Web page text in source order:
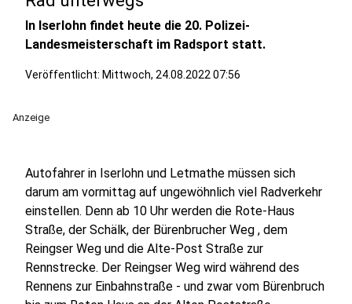
In Iserlohn findet heute die 20. Polizei-
Landesmeisterschaft im Radsport statt.
Veröffentlicht: Mittwoch, 24.08.2022 07:56
Anzeige
Autofahrer in Iserlohn und Letmathe müssen sich
darum am vormittag auf ungewöhnlich viel Radverkehr
einstellen. Denn ab 10 Uhr werden die Rote-Haus
Straße, der Schälk, der Bürenbrucher Weg , dem
Reingser Weg und die Alte-Post Straße zur
Rennstrecke. Der Reingser Weg wird während des
Rennens zur Einbahnstraße - und zwar vom Bürenbruch